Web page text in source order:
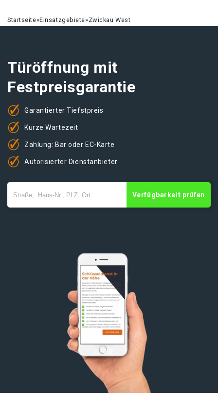
Startseite»Einsatzgebiete»Zwickau West
Türöffnung mit
Festpreisgarantie
Garantierter Tiefstpreis
Kurze Wartezeit
Zahlung: Bar oder EC-Karte
Autorisierter Dienstanbieter
Verfügbarkeit prüfen